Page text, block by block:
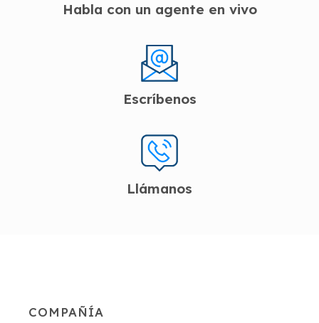
Habla con un agente en vivo
Escríbenos
Llámanos
COMPAÑÍA